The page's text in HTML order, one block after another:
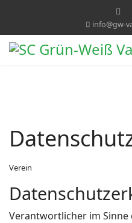
info@gw-
Verein
Verantwortlicher im Sinne